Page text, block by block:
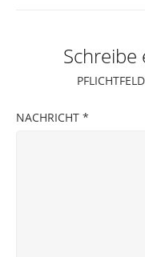
NACHRICHT *